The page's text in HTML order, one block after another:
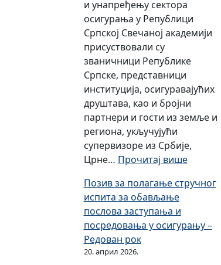
и унапређењу сектора
осигурања у Републици
Српској Свечаној академији
присуствовали су
званичници Републике
Српске, представници
институција, осигуравајућих
друштава, као и бројни
партнери и гости из земље и
региона, укључујући
супервизоре из Србије,
Црне… Прочитај више:
б
е
Позив за полагање стручног
испита за обављање
послова заступања и
посредовања у осигурању –
Редован рок
20. април 2026.